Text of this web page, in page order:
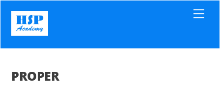
content
PROPER